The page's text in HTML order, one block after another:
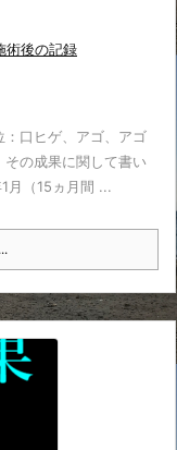
術後の記録
口ヒゲ、アゴ、アゴ
の成果に関して書い
月（15ヵ月間 ...